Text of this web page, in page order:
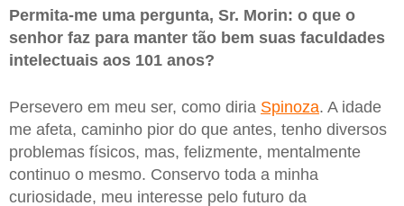
Permita-me uma pergunta, Sr. Morin: o que o
senhor faz para manter tão bem suas faculdades
intelectuais aos 101 anos?
Persevero em meu ser, como diria Spinoza. A idade
me afeta, caminho pior do que antes, tenho diversos
problemas físicos, mas, felizmente, mentalmente
continuo o mesmo. Conservo toda a minha
curiosidade, meu interesse pelo futuro da